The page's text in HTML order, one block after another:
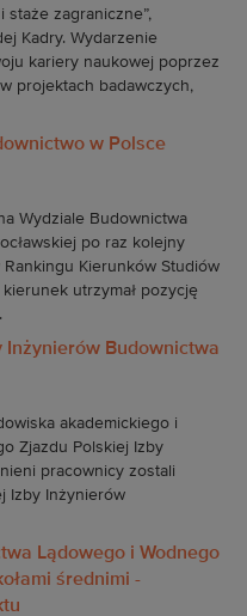
staże zagraniczne”,
Kadry. Wydarzenie
kariery naukowej poprzez
projektach badawczych,
w Polsce
Wydziale Budownictwa
po raz kolejny
Rankingu Kierunków Studiów
utrzymał pozycję
Inżynierów Budownictwa
akademickiego i
Zjazdu Polskiej Izby
pracownicy zostali
Izby Inżynierów
Lądowego i Wodnego
średnimi -